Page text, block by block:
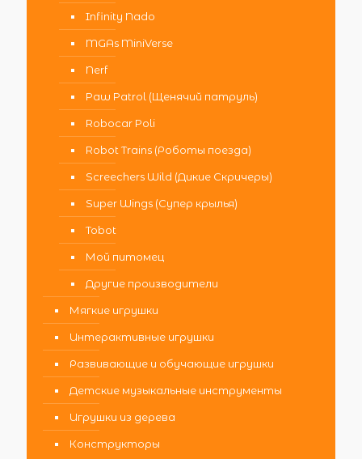
Infinity Nado
MGAs MiniVerse
Nerf
Paw Patrol (Щенячий патруль)
Robocar Poli
Robot Trains (Роботы поезда)
Screechers Wild (Дикие Скричеры)
Super Wings (Супер крылья)
Tobot
Мой питомец
Другие производители
Мягкие игрушки
Интерактивные игрушки
Развивающие и обучающие игрушки
Детские музыкальные инструменты
Игрушки из дерева
Конструкторы